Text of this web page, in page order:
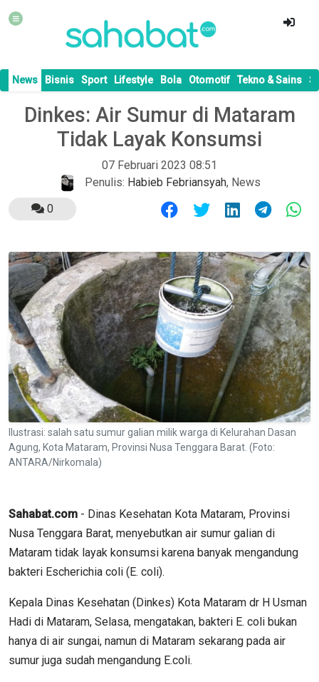
News Bisnis Sport Lifestyle Bola Otomotif Tekno & Sains
Dinkes: Air Sumur di Mataram
Tidak Layak Konsumsi
07 Februari 2023 08:51
Penulis: Habieb Febriansyah, News
0
Ilustrasi: salah satu sumur galian milik warga di Kelurahan Dasan
Agung, Kota Mataram, Provinsi Nusa Tenggara Barat. (Foto:
ANTARA/Nirkomala)
Sahabat.com - Dinas Kesehatan Kota Mataram, Provinsi
Nusa Tenggara Barat, menyebutkan air sumur galian di
Mataram tidak layak konsumsi karena banyak mengandung
bakteri Escherichia coli (E. coli).
Kepala Dinas Kesehatan (Dinkes) Kota Mataram dr H Usman
Hadi di Mataram, Selasa, mengatakan, bakteri E. coli bukan
hanya di air sungai, namun di Mataram sekarang pada air
sumur juga sudah mengandung E.coli.